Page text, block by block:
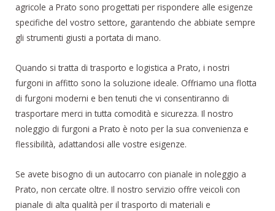
agricole a Prato sono progettati per rispondere alle esigenze
specifiche del vostro settore, garantendo che abbiate sempre
gli strumenti giusti a portata di mano.
Quando si tratta di trasporto e logistica a Prato, i nostri
furgoni in affitto sono la soluzione ideale. Offriamo una flotta
di furgoni moderni e ben tenuti che vi consentiranno di
trasportare merci in tutta comodità e sicurezza. Il nostro
noleggio di furgoni a Prato è noto per la sua convenienza e
flessibilità, adattandosi alle vostre esigenze.
Se avete bisogno di un autocarro con pianale in noleggio a
Prato, non cercate oltre. Il nostro servizio offre veicoli con
pianale di alta qualità per il trasporto di materiali e